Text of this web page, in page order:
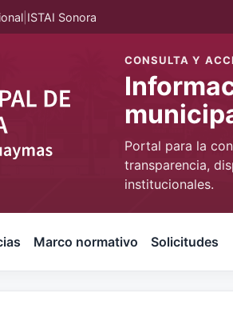
ISTAI Sonora
CONSULTA Y
Portal para la
transparencia,
institucionales.
Marco normativo Solicitudes